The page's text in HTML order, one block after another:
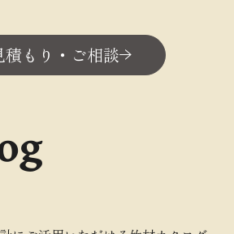
積もり・ご相談